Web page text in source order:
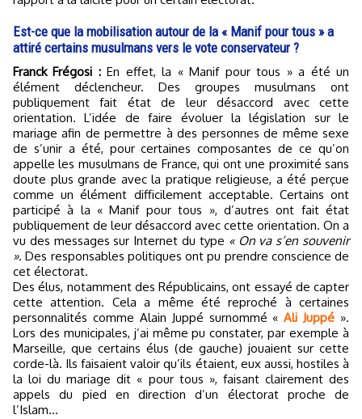
Est-ce que la mobilisation autour de la « Manif pour tous » a
attiré certains musulmans vers le vote conservateur ?
Franck Frégosi :En effet, la « Manif pour tous » a été un
élément déclencheur. Des groupes musulmans ont
publiquement fait état de leur désaccord avec cette
orientation. L’idée de faire évoluer la législation sur le
mariage afin de permettre à des personnes de même sexe
de s’unir a été, pour certaines composantes de ce qu’on
appelle les musulmans de France, qui ont une proximité sans
doute plus grande avec la pratique religieuse, a été perçue
comme un élément difficilement acceptable. Certains ont
participé à la « Manif pour tous », d’autres ont fait état
publiquement de leur désaccord avec cette orientation. On a
vu des messages sur Internet du type « On va s’en souvenir
». Des responsables politiques ont pu prendre conscience de
cet électorat.
Des élus, notamment des Républicains, ont essayé de capter
cette attention. Cela a même été reproché à certaines
personnalités comme Alain Juppé surnommé «Ali Juppé ».
Lors des municipales, j’ai même pu constater, par exemple à
Marseille, que certains élus (de gauche) jouaient sur cette
corde-là. Ils faisaient valoir qu’ils étaient, eux aussi, hostiles à
la loi du mariage dit « pour tous », faisant clairement des
appels du pied en direction d’un électorat proche de
l’Islam...